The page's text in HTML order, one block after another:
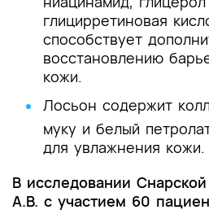
глицирретиновая
способствует
восстановлению
кожи.
Лосьон содержит
муку и белый
для увлажнения кожи.
В исследовании
А.В. с участием 60